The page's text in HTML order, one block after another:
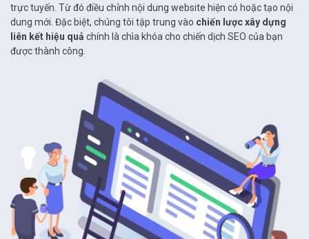
trực tuyến. Từ đó điều chỉnh nội dung website hiện có hoặc tạo nội
dung mới. Đặc biệt, chúng tôi tập trung vào chiến lược xây dựng
liên kết hiệu quả chính là chìa khóa cho chiến dịch SEO của bạn
được thành công.